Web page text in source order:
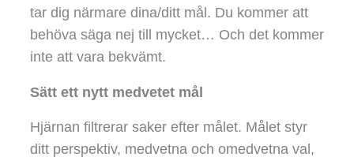
tar dig närmare dina/ditt mål. Du kommer att
behöva säga nej till mycket… Och det kommer
inte att vara bekvämt.
Sätt ett nytt medvetet mål
Hjärnan filtrerar saker efter målet. Målet styr
ditt perspektiv, medvetna och omedvetna val,